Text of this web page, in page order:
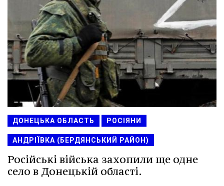
ДОНЕЦЬКА ОБЛАСТЬ РОСІЯНИ
АНДРІЇВКА (БЕРДЯНСЬКИЙ РАЙОН)
Російські війська захопили ще одне
село в Донецькій області.